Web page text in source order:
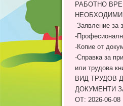
РАБОТНО
-Заявление за
-
-Копие от
-Справка за
или трудова
ВИД ТРУДОВ
ДОКУМЕНТИ
ОТ: 2026-06-08